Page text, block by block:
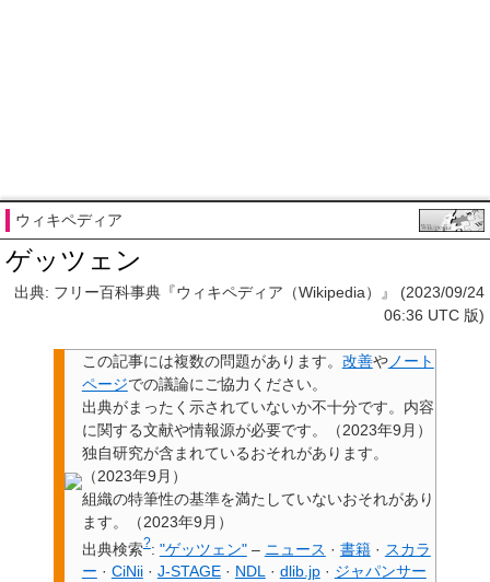
ウィキペディア
ゲッツェン
出典: フリー百科事典『ウィキペディア（Wikipedia）』 (2023/09/24
06:36 UTC 版)
この記事には複数の問題があります。 改善やノート
ページでの議論にご協力ください。
出典がまったく示されていないか不十分です。内容
に関する文献や情報源が必要です。
（2023年9月 ）
独自研究が含まれているおそれがあります。
（2023年9月 ）
組織の特筆性の基準を満たしていないおそれがあり
ます。
（2023年9月 ）
出典検索?: "ゲッツェン"– ニュース · 書籍 · スカラ
ー · CiNii · J-STAGE · NDL · dlib.jp · ジャパンサー